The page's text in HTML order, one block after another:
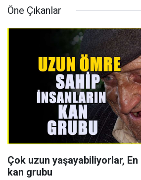
Öne Çıkanlar
Çok uzun yaşayabiliyorlar,
kan grubu